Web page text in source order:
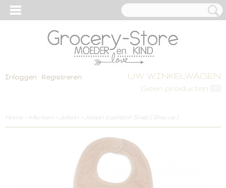
Inloggen Registreren UW WINKELWAGEN
Geen producten (0)
Home > Merken > Jollein > Jollein badstof Slab [ Biscuit ]